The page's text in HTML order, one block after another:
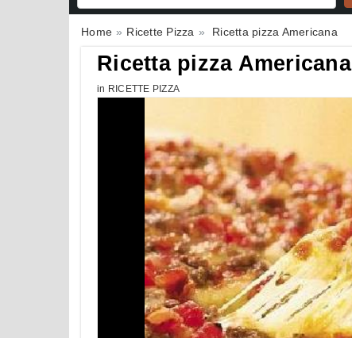
Home Ricette Pizza Ricetta pizza Americana
Ricetta pizza Americana
in RICETTE PIZZA